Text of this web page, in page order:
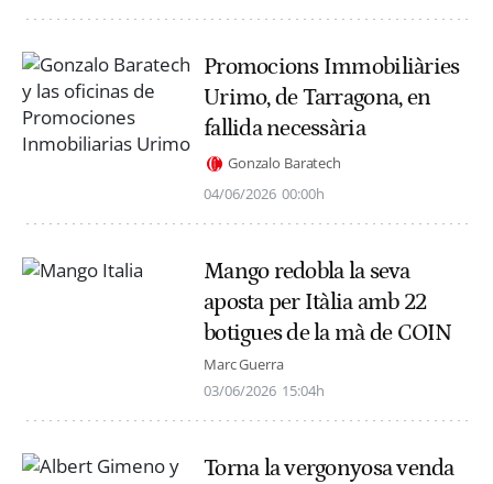
Promocions Immobiliàries
Urimo, de Tarragona, en
fallida necessària
Gonzalo Baratech
04/06/2026 00:00h
Mango redobla la seva
aposta per Itàlia amb 22
botigues de la mà de COIN
Marc Guerra
03/06/2026 15:04h
Torna la vergonyosa venda